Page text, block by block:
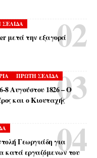
μετά την εξαγορά
ΠΡΩΤΗ ΣΕΛΙΔΑ
Αυγούστου 1826 – Ο
και ο Κιουταχής
Γεωργιάδη για
κατά εργαζόμενων του